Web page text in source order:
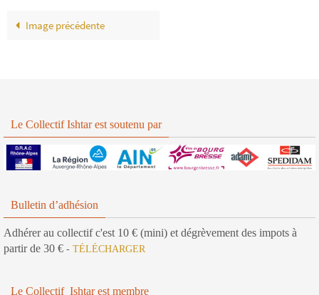
Image précédente
Le Collectif Ishtar est soutenu par
Bulletin d’adhésion
Adhérer au collectif c'est 10 € (mini) et dégrèvement des impots à
partir de 30 € - TÉLÉCHARGER
Le Collectif Ishtar est membre